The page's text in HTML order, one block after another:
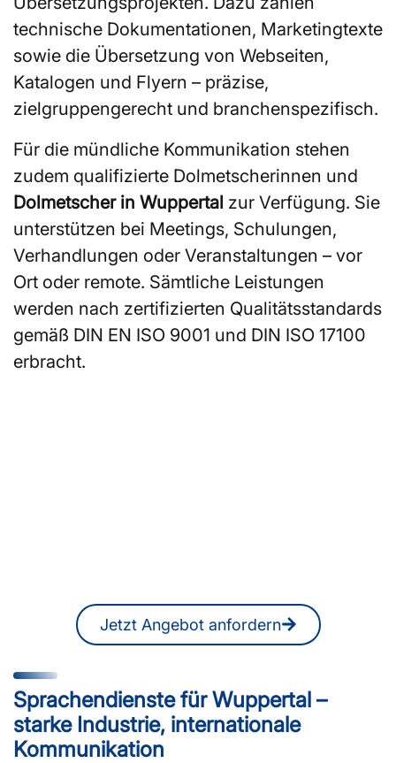
technische Dokumentationen, Marketingtexte
sowie die Übersetzung von Webseiten,
Katalogen und Flyern – präzise,
zielgruppengerecht und branchenspezifisch.
Für die mündliche Kommunikation stehen
zudem qualifizierte Dolmetscherinnen und
Dolmetscher in Wuppertal zur Verfügung. Sie
unterstützen bei Meetings, Schulungen,
Verhandlungen oder Veranstaltungen – vor
Ort oder remote. Sämtliche Leistungen
werden nach zertifizierten Qualitätsstandards
gemäß DIN EN ISO 9001 und DIN ISO 17100
erbracht.
Jetzt Angebot anfordern
Sprachendienste für Wuppertal –
starke Industrie, internationale
Kommunikation